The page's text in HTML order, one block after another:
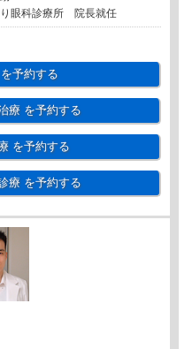
眼科診療所 院長就任
予約する
療を予約する
を予約する
療を予約する